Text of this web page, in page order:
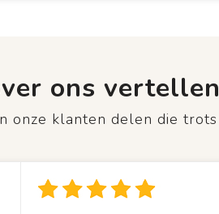
ons vertellen
onze klanten delen die